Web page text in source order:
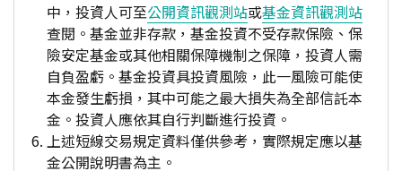
中，投資人可至公開資訊觀測站或基金資訊觀測站
查閱。基金並非存款，基金投資不受存款保險、保
險安定基金或其他相關保障機制之保障，投資人需
自負盈虧。基金投資具投資風險，此一風險可能使
本金發生虧損，其中可能之最大損失為全部信託本
金。投資人應依其自行判斷進行投資。
上述短線交易規定資料僅供參考，實際規定應以基
金公開說明書為主。